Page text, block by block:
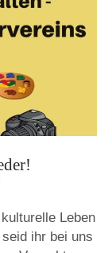
Leben
ihr bei uns